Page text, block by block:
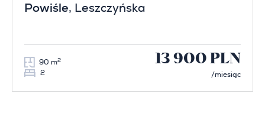
Powiśle, Leszczyńska
90 m2
2
13 900 PLN
/miesiąc